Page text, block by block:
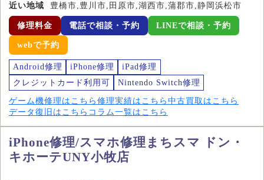
近い地域
豊橋市,豊川市,田原市,湖西市,蒲郡市,静岡浜松市
修理料金 電話で相談・予約 LINEで相談・予約
webで予約
Android修理 iPhone修理
iPad修理
クレジットカード利用可
Nintendo Switch修理
ゲーム機修理はこちら 修理実績はこちら 中古買取はこちら
データ復旧はこちら コラム一覧はこちら
iPhone修理/スマホ修理まちスマ ドン・
キホーテUNY小牧店